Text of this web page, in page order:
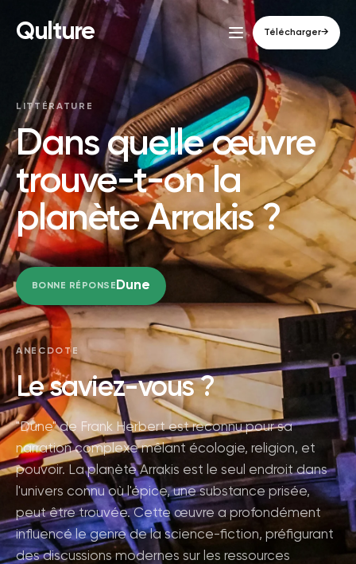
Qulture Télécharger→
LITTÉRATURE
Dans quelle œuvre
trouve-t-on la
planète Arrakis ?
BONNE RÉPONSE Dune
ANECDOTE
Le saviez-vous ?
"Dune" de Frank Herbert est reconnu pour sa
narration complexe mêlant écologie, religion, et
pouvoir. La planète Arrakis est le seul endroit dans
l'univers connu où l'épice, une substance prisée,
peut être trouvée. Cette œuvre a profondément
influencé le genre de la science-fiction, préfigurant
des discussions modernes sur les ressources